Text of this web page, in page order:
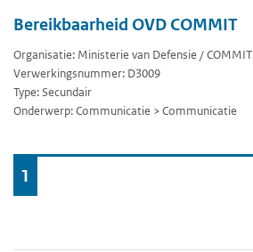
Bereikbaarheid OVD COMMIT
Organisatie: Ministerie van Defensie / COMMIT
Verwerkingsnummer: D3009
Type: Secundair
Onderwerp: Communicatie > Communicatie
naar
1